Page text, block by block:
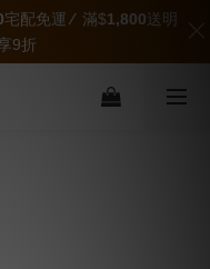
宅配免運∕ 滿$1,800送明
9折